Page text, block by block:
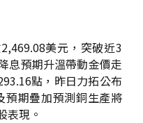
美元，突破近3
息預期升溫帶動金價走
點，昨日力拓公布
預期疊加預測銅生產將
表現。